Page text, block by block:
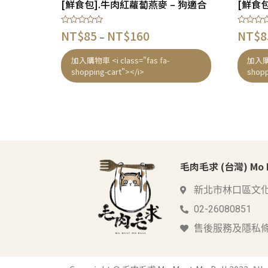
[鮮食包].牛肉紅蘿蔔燕麥 – 狗適合
評
分
滿
分
5
NT$85 – NT$160
加入購物車 <i class="fas fa-
shopping-cart"></i>
[鮮食
評
分
滿
分
5
NT$
加入
毛肉毛求 (台灣)
新北市林口區文
02-26080851
售後服務及隱私